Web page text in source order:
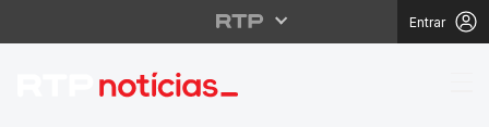
Entrar